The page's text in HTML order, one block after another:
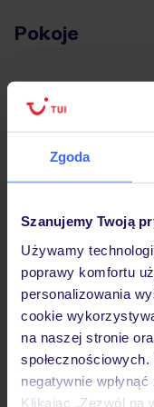
Zgoda
Szanujemy Twoją
Używamy
poprawy komfortu
personalizowania
cookie
na naszej stronie
negatywnie
Klikając „Zezwól na
Pokoje
Wyżywienie
Atrakcje
Ważne
Często
Jak zmienić
Czy w Hotelu będzie
Na jakiej podstawie i
pokładowe/bilety